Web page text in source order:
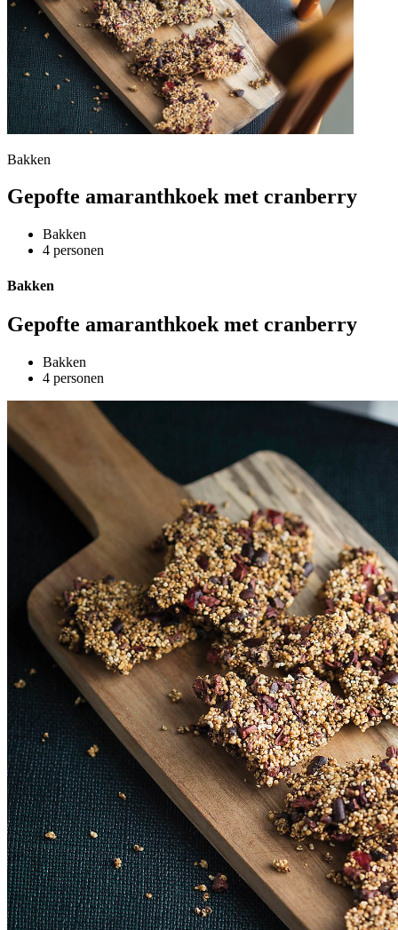
Bakken
Gepofte amaranthkoek met cranberry
Bakken
4 personen
Bakken
Gepofte amaranthkoek met cranberry
Bakken
4 personen